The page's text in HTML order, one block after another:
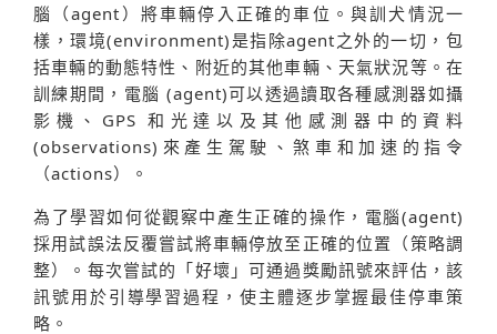
腦（agent）將車輛停入正確的車位。與訓犬情況一
樣，環境(environment)是指除agent之外的一切，包
括車輛的動態特性、附近的其他車輛、天氣狀況等。在
訓練期間，電腦 (agent)可以透過讀取各種感測器如攝
影機、GPS 和光達以及其他感測器中的資料
(observations)來產生駕駛、煞車和加速的指令
（actions）。
為了學習如何從觀察中產生正確的操作，電腦(agent)
採用試誤法反覆嘗試將車輛停放至正確的位置（策略調
整）。每次嘗試的「好壞」可通過獎勵訊號來評估，該
訊號用於引導學習過程，使主體逐步掌握最佳停車策
略。